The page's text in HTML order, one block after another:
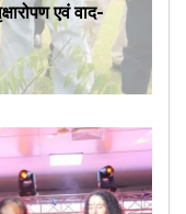
एवं वाद-